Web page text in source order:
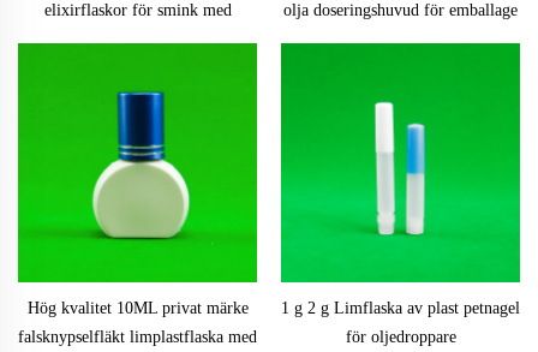
elixirflaskor för smink med
skruvkäpp och förpackning i askar
olja doseringshuvud för emballage
med vridöppningskapsel
Hög kvalitet 10ML privat märke
falsknypselfläkt limplastflaska med
1 g 2 g Limflaska av plast petnagel
för oljedroppare